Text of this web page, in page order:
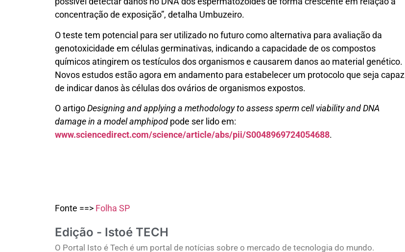
concentração de exposição”, detalha Umbuzeiro.
O teste tem potencial para ser utilizado no futuro como alternativa para avaliação da
genotoxicidade em células germinativas, indicando a capacidade de os compostos
químicos atingirem os testículos dos organismos e causarem danos ao material genético.
Novos estudos estão agora em andamento para estabelecer um protocolo que seja capaz
de indicar danos às células dos ovários de organismos expostos.
O artigoDesigning and applying a methodology to assess sperm cell viability and DNA
damage in a model amphipod pode ser lido em:
www.sciencedirect.com/science/article/abs/pii/S0048969724054688.
Fonte ==> Folha SP
Edição - Istoé TECH
O Portal Isto é Tech é um portal de notícias sobre o mercado de tecnologia do mundo.